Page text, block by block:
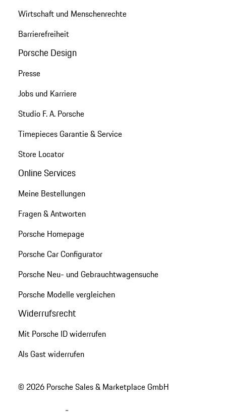
Wirtschaft und Menschenrechte
Barrierefreiheit
Porsche Design
Presse
Jobs und Karriere
Studio F. A. Porsche
Timepieces Garantie & Service
Store Locator
Online Services
Meine Bestellungen
Fragen & Antworten
Porsche Homepage
Porsche Car Configurator
Porsche Neu- und Gebrauchtwagensuche
Porsche Modelle vergleichen
Widerrufsrecht
Mit Porsche ID widerrufen
Als Gast widerrufen
© 2026 Porsche Sales & Marketplace GmbH